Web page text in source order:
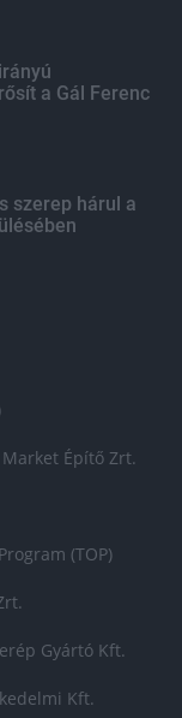
a Gál Ferenc
szerep hárul a
Market Építő Zrt.
(TOP)
Gyártó Kft.
Kft.